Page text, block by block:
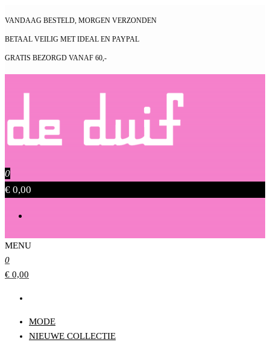
de
inhoud
VANDAAG BESTELD, MORGEN VERZONDEN
BETAAL VEILIG MET IDEAL EN PAYPAL
GRATIS BEZORGD VANAF 60,-
De Duif Mode Altijd iets nieuws in fashion mode
0
€ 0,00
MENU
0
€ 0,00
MODE
NIEUWE COLLECTIE